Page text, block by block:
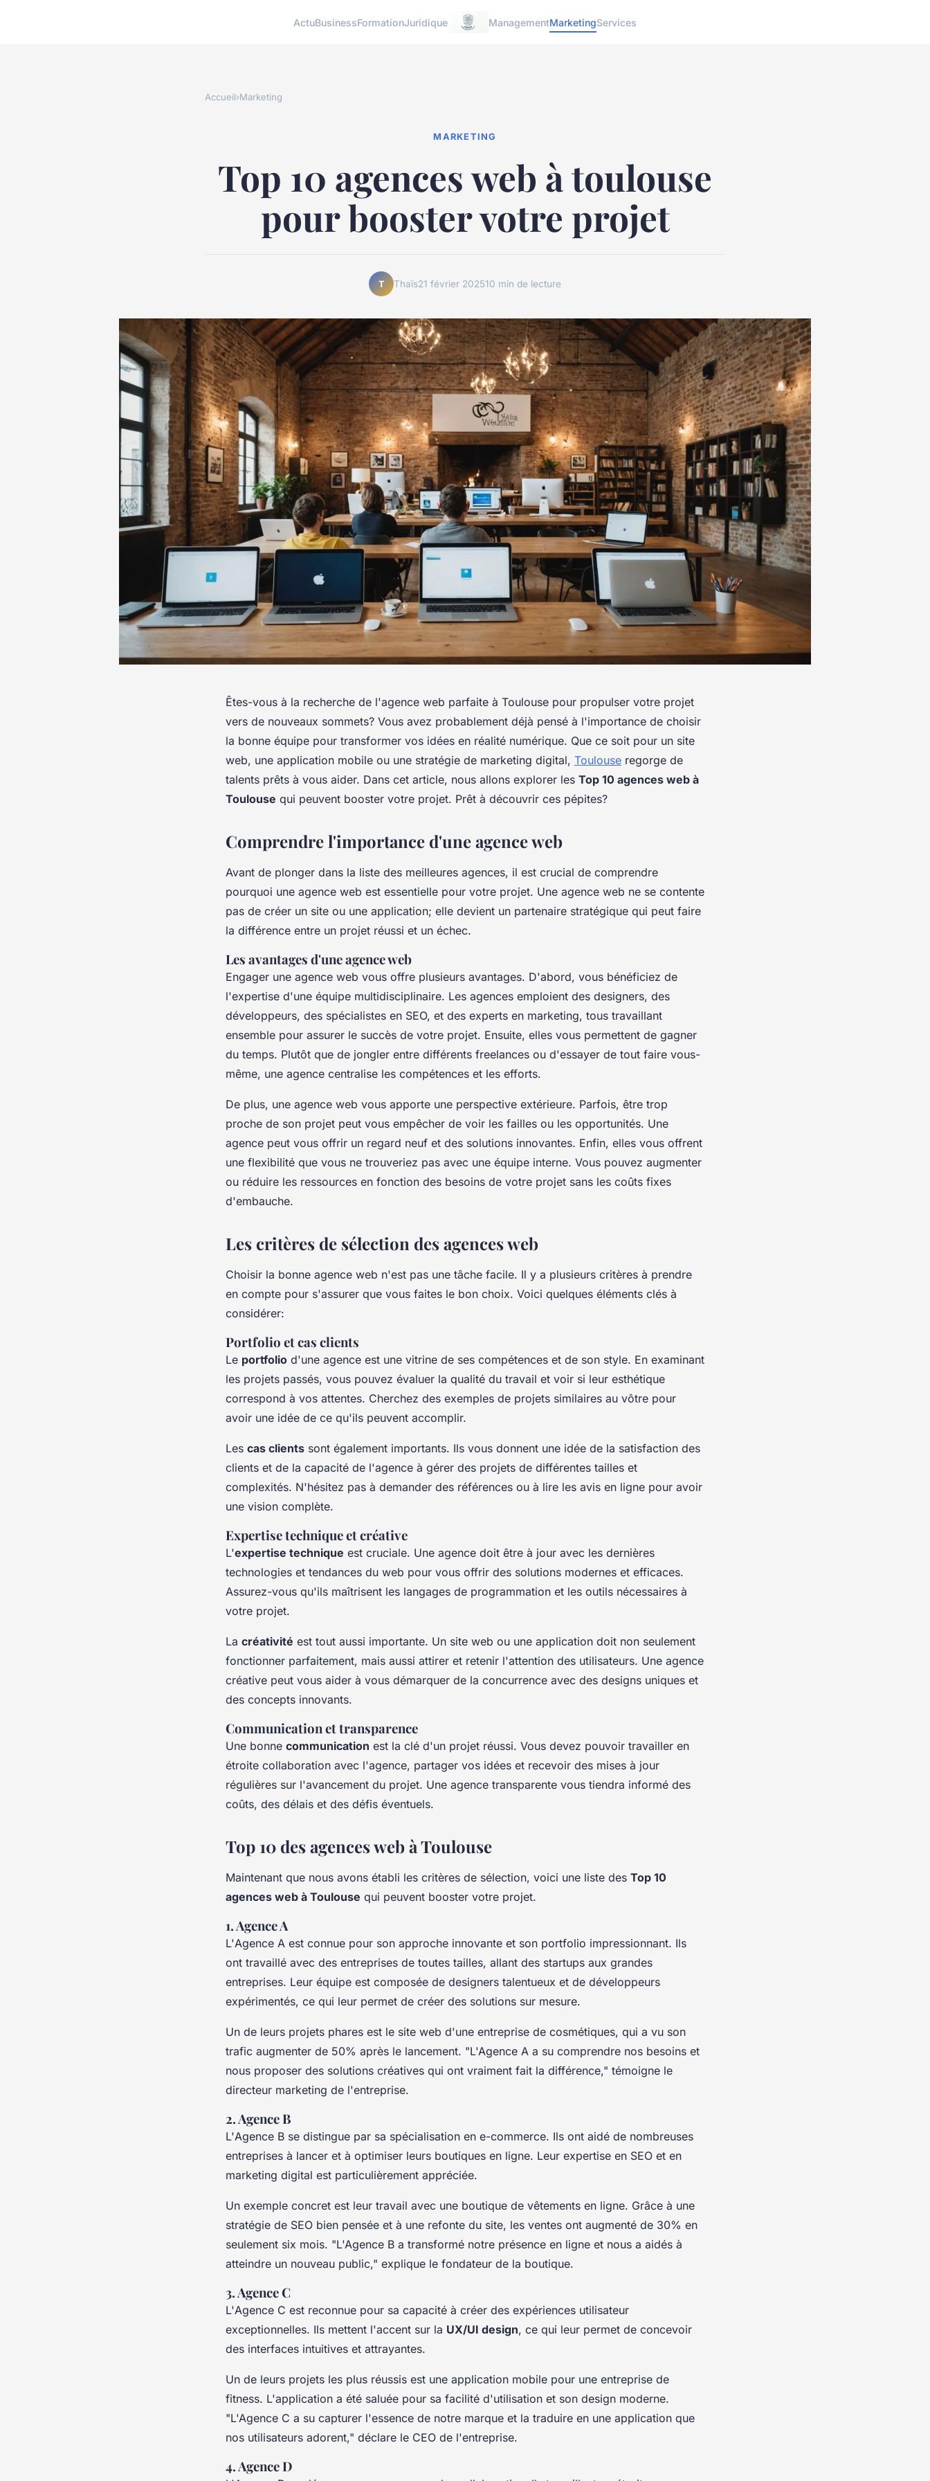
ActuBusinessFormationJuridique ManagementMarketingServices
Accueil›Marketing
MARKETING
Top 10 agences web à toulouse
pour booster votre projet
T Thaïs21 février 202510 min de lecture
Êtes-vous à la recherche de l'agence web parfaite à Toulouse pour propulser votre projet
vers de nouveaux sommets? Vous avez probablement déjà pensé à l'importance de choisir
la bonne équipe pour transformer vos idées en réalité numérique. Que ce soit pour un site
web, une application mobile ou une stratégie de marketing digital, Toulouse regorge de
talents prêts à vous aider. Dans cet article, nous allons explorer les Top 10 agences web à
Toulouse qui peuvent booster votre projet. Prêt à découvrir ces pépites?
Comprendre l'importance d'une agence web
Avant de plonger dans la liste des meilleures agences, il est crucial de comprendre
pourquoi une agence web est essentielle pour votre projet. Une agence web ne se contente
pas de créer un site ou une application; elle devient un partenaire stratégique qui peut faire
la différence entre un projet réussi et un échec.
Les avantages d'une agence web
Engager une agence web vous offre plusieurs avantages. D'abord, vous bénéficiez de
l'expertise d'une équipe multidisciplinaire. Les agences emploient des designers, des
développeurs, des spécialistes en SEO, et des experts en marketing, tous travaillant
ensemble pour assurer le succès de votre projet. Ensuite, elles vous permettent de gagner
du temps. Plutôt que de jongler entre différents freelances ou d'essayer de tout faire vous-
même, une agence centralise les compétences et les efforts.
De plus, une agence web vous apporte une perspective extérieure. Parfois, être trop
proche de son projet peut vous empêcher de voir les failles ou les opportunités. Une
agence peut vous offrir un regard neuf et des solutions innovantes. Enfin, elles vous offrent
une flexibilité que vous ne trouveriez pas avec une équipe interne. Vous pouvez augmenter
ou réduire les ressources en fonction des besoins de votre projet sans les coûts fixes
d'embauche.
Les critères de sélection des agences web
Choisir la bonne agence web n'est pas une tâche facile. Il y a plusieurs critères à prendre
en compte pour s'assurer que vous faites le bon choix. Voici quelques éléments clés à
considérer:
Portfolio et cas clients
Le portfolio d'une agence est une vitrine de ses compétences et de son style. En examinant
les projets passés, vous pouvez évaluer la qualité du travail et voir si leur esthétique
correspond à vos attentes. Cherchez des exemples de projets similaires au vôtre pour
avoir une idée de ce qu'ils peuvent accomplir.
Les cas clients sont également importants. Ils vous donnent une idée de la satisfaction des
clients et de la capacité de l'agence à gérer des projets de différentes tailles et
complexités. N'hésitez pas à demander des références ou à lire les avis en ligne pour avoir
une vision complète.
Expertise technique et créative
L'expertise technique est cruciale. Une agence doit être à jour avec les dernières
technologies et tendances du web pour vous offrir des solutions modernes et efficaces.
Assurez-vous qu'ils maîtrisent les langages de programmation et les outils nécessaires à
votre projet.
La créativité est tout aussi importante. Un site web ou une application doit non seulement
fonctionner parfaitement, mais aussi attirer et retenir l'attention des utilisateurs. Une agence
créative peut vous aider à vous démarquer de la concurrence avec des designs uniques et
des concepts innovants.
Communication et transparence
Une bonne communication est la clé d'un projet réussi. Vous devez pouvoir travailler en
étroite collaboration avec l'agence, partager vos idées et recevoir des mises à jour
régulières sur l'avancement du projet. Une agence transparente vous tiendra informé des
coûts, des délais et des défis éventuels.
Top 10 des agences web à Toulouse
Maintenant que nous avons établi les critères de sélection, voici une liste des Top 10
agences web à Toulouse qui peuvent booster votre projet.
1. Agence A
L'Agence A est connue pour son approche innovante et son portfolio impressionnant. Ils
ont travaillé avec des entreprises de toutes tailles, allant des startups aux grandes
entreprises. Leur équipe est composée de designers talentueux et de développeurs
expérimentés, ce qui leur permet de créer des solutions sur mesure.
Un de leurs projets phares est le site web d'une entreprise de cosmétiques, qui a vu son
trafic augmenter de 50% après le lancement. "L'Agence A a su comprendre nos besoins et
nous proposer des solutions créatives qui ont vraiment fait la différence," témoigne le
directeur marketing de l'entreprise.
2. Agence B
L'Agence B se distingue par sa spécialisation en e-commerce. Ils ont aidé de nombreuses
entreprises à lancer et à optimiser leurs boutiques en ligne. Leur expertise en SEO et en
marketing digital est particulièrement appréciée.
Un exemple concret est leur travail avec une boutique de vêtements en ligne. Grâce à une
stratégie de SEO bien pensée et à une refonte du site, les ventes ont augmenté de 30% en
seulement six mois. "L'Agence B a transformé notre présence en ligne et nous a aidés à
atteindre un nouveau public," explique le fondateur de la boutique.
3. Agence C
L'Agence C est reconnue pour sa capacité à créer des expériences utilisateur
exceptionnelles. Ils mettent l'accent sur la UX/UI design, ce qui leur permet de concevoir
des interfaces intuitives et attrayantes.
Un de leurs projets les plus réussis est une application mobile pour une entreprise de
fitness. L'application a été saluée pour sa facilité d'utilisation et son design moderne.
"L'Agence C a su capturer l'essence de notre marque et la traduire en une application que
nos utilisateurs adorent," déclare le CEO de l'entreprise.
4. Agence D